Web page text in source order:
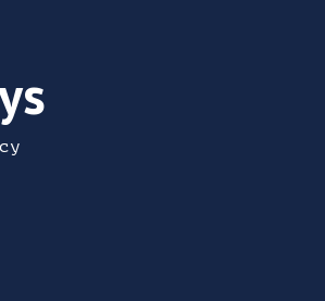
CleanTech zatrudnionych jest